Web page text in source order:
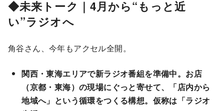
◆未来トーク｜4月から“もっと近
い”ラジオへ
角谷さん、今年もアクセル全開。
関西・東海エリアで新ラジオ番組を準備中。お店
（京都・東海）の現場にぐっと寄せて、「店内から
地域へ」という循環をつくる構想。仮称は「ラジオ